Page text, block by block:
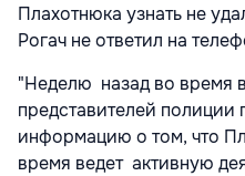
Плахотнюка узнать не
Рогач не ответил на
"Неделю назад во время
представителей
информацию о том, что
время ведет активную